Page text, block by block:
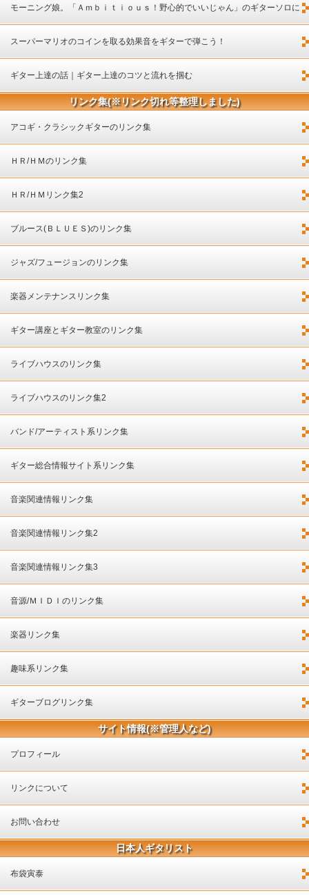
モーニング娘。「Ａｍｂｉｔｉｏｕｓ！野心的でいいじゃん」のギターソロに
ついて
スーパーマリオのコインを取る効果音をギターで弾こう！
ギター上達の話｜ギター上達のコツと流れを掴む
リンク集(※リンク切れ等整理しました)
アコギ・クラシックギターのリンク集
ＨＲ/ＨＭのリンク集
ＨＲ/ＨＭリンク集2
ブルース(ＢＬＵＥＳ)のリンク集
ジャズ/フュージョンのリンク集
楽器メンテナンスリンク集
ギター講座とギター教室のリンク集
ライブハウスのリンク集
ライブハウスのリンク集2
バンド/アーティスト系リンク集
ギター総合情報サイト系リンク集
音楽関連情報リンク集
音楽関連情報リンク集2
音楽関連情報リンク集3
音源/ＭＩＤＩのリンク集
楽器リンク集
趣味系リンク集
ギターブログリンク集
サイト情報(※管理人など)
プロフィール
リンクについて
お問い合わせ
日本人ギタリスト
布袋寅泰